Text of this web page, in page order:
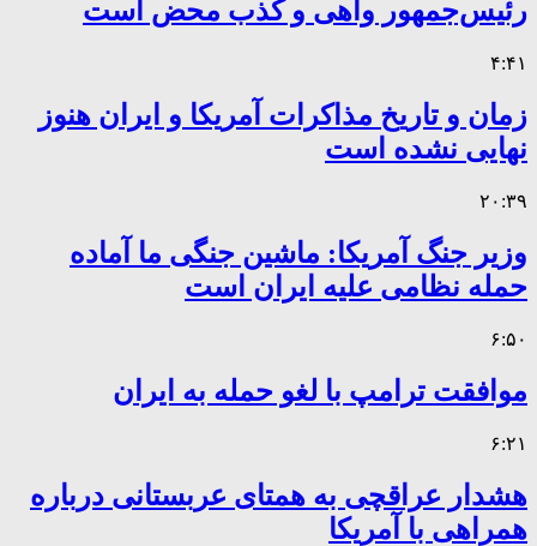
رئیس‌جمهور واهی و کذب محض است
۴:۴۱
زمان و تاریخ مذاکرات آمریکا و ایران هنوز
نهایی نشده است
۲۰:۳۹
وزیر جنگ آمریکا: ماشین جنگی ما آماده
حمله نظامی علیه ایران است
۶:۵۰
موافقت ترامپ با لغو حمله به ایران
۶:۲۱
هشدار عراقچی به همتای عربستانی درباره
همراهی با آمریکا